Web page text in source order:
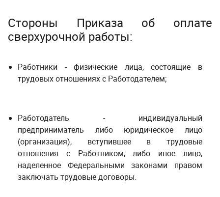
Стороны Приказа об оплате
сверхурочной работы:
Работники - физические лица, состоящие в
трудовых отношениях с Работодателем;
Работодатель - индивидуальный
предприниматель либо юридическое лицо
(организация), вступившее в трудовые
отношения с Работником, либо иное лицо,
наделенное Федеральными законами правом
заключать трудовые договоры.